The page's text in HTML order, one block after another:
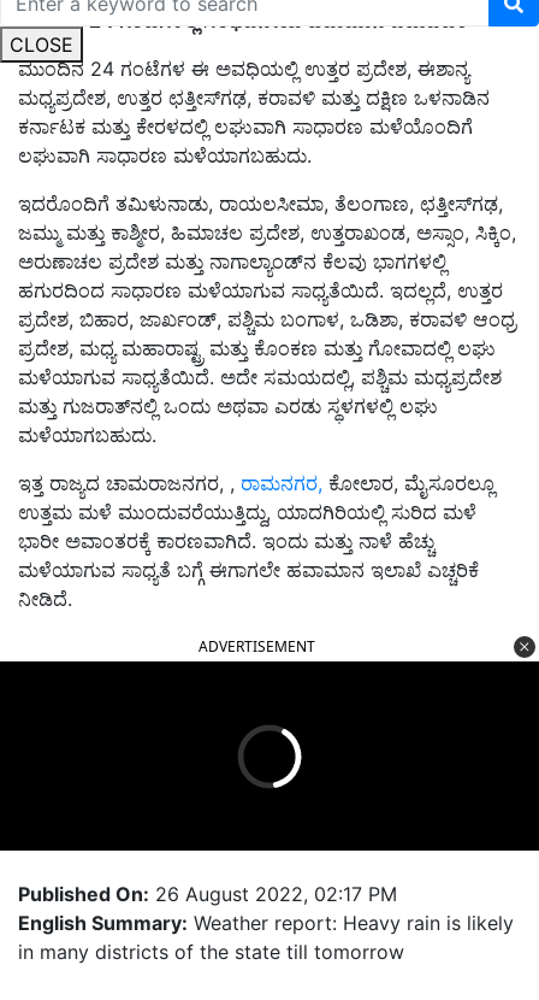
CLOSE
ಮುಂದಿನ 24 ಗಂಟೆಗಳಲ್ಲಿ ಸಂಭವನೀಯ ಹವಾಮಾನ ಚಟುವಟಿಕೆ
ಮುಂದಿನ 24 ಗಂಟೆಗಳ ಈ ಅವಧಿಯಲ್ಲಿ ಉತ್ತರ ಪ್ರದೇಶ, ಈಶಾನ್ಯ
ಮಧ್ಯಪ್ರದೇಶ, ಉತ್ತರ ಛತ್ತೀಸ್‌ಗಢ, ಕರಾವಳಿ ಮತ್ತು ದಕ್ಷಿಣ ಒಳನಾಡಿನ
ಕರ್ನಾಟಕ ಮತ್ತು ಕೇರಳದಲ್ಲಿ ಲಘುವಾಗಿ ಸಾಧಾರಣ ಮಳೆಯೊಂದಿಗೆ
ಲಘುವಾಗಿ ಸಾಧಾರಣ ಮಳೆಯಾಗಬಹುದು.
ಇದರೊಂದಿಗೆ ತಮಿಳುನಾಡು, ರಾಯಲಸೀಮಾ, ತೆಲಂಗಾಣ, ಛತ್ತೀಸ್‌ಗಢ,
ಜಮ್ಮು ಮತ್ತು ಕಾಶ್ಮೀರ, ಹಿಮಾಚಲ ಪ್ರದೇಶ, ಉತ್ತರಾಖಂಡ, ಅಸ್ಸಾಂ, ಸಿಕ್ಕಿಂ,
ಅರುಣಾಚಲ ಪ್ರದೇಶ ಮತ್ತು ನಾಗಾಲ್ಯಾಂಡ್‌ನ ಕೆಲವು ಭಾಗಗಳಲ್ಲಿ
ಹಗುರದಿಂದ ಸಾಧಾರಣ ಮಳೆಯಾಗುವ ಸಾಧ್ಯತೆಯಿದೆ. ಇದಲ್ಲದೆ, ಉತ್ತರ
ಪ್ರದೇಶ, ಬಿಹಾರ, ಜಾರ್ಖಂಡ್, ಪಶ್ಚಿಮ ಬಂಗಾಳ, ಒಡಿಶಾ, ಕರಾವಳಿ ಆಂಧ್ರ
ಪ್ರದೇಶ, ಮಧ್ಯ ಮಹಾರಾಷ್ಟ್ರ ಮತ್ತು ಕೊಂಕಣ ಮತ್ತು ಗೋವಾದಲ್ಲಿ ಲಘು
ಮಳೆಯಾಗುವ ಸಾಧ್ಯತೆಯಿದೆ. ಅದೇ ಸಮಯದಲ್ಲಿ, ಪಶ್ಚಿಮ ಮಧ್ಯಪ್ರದೇಶ
ಮತ್ತು ಗುಜರಾತ್‌ನಲ್ಲಿ ಒಂದು ಅಥವಾ ಎರಡು ಸ್ಥಳಗಳಲ್ಲಿ ಲಘು
ಮಳೆಯಾಗಬಹುದು.
ಇತ್ತ ರಾಜ್ಯದ ಚಾಮರಾಜನಗರ, , ರಾಮನಗರ, ಕೋಲಾರ, ಮೈಸೂರಲ್ಲೂ
ಉತ್ತಮ ಮಳೆ ಮುಂದುವರೆಯುತ್ತಿದ್ದು, ಯಾದಗಿರಿಯಲ್ಲಿ ಸುರಿದ ಮಳೆ
ಭಾರೀ ಅವಾಂತರಕ್ಕೆ ಕಾರಣವಾಗಿದೆ. ಇಂದು ಮತ್ತು ನಾಳೆ ಹೆಚ್ಚು
ಮಳೆಯಾಗುವ ಸಾಧ್ಯತೆ ಬಗ್ಗೆ ಈಗಾಗಲೇ ಹವಾಮಾನ ಇಲಾಖೆ ಎಚ್ಚರಿಕೆ
ನೀಡಿದೆ.
ADVERTISEMENT
Published On: 26 August 2022, 02:17 PM
English Summary: Weather report: Heavy rain is likely
in many districts of the state till tomorrow